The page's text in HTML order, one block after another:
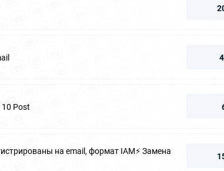
Post
на email, формат IAM⚡️ Замена